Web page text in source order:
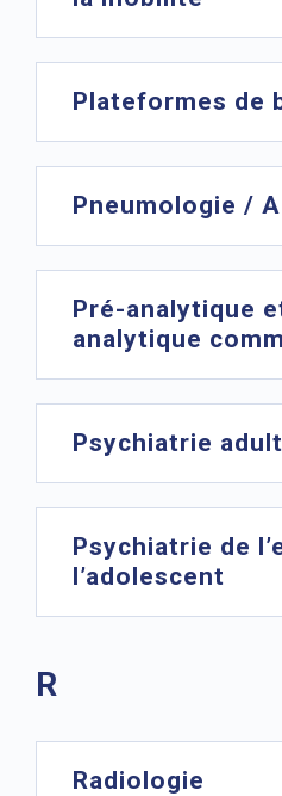
Plateformes de
Pneumologie /
Pré-analytique
analytique
Psychiatrie
Psychiatrie de
l’adolescent
R
Radiologie